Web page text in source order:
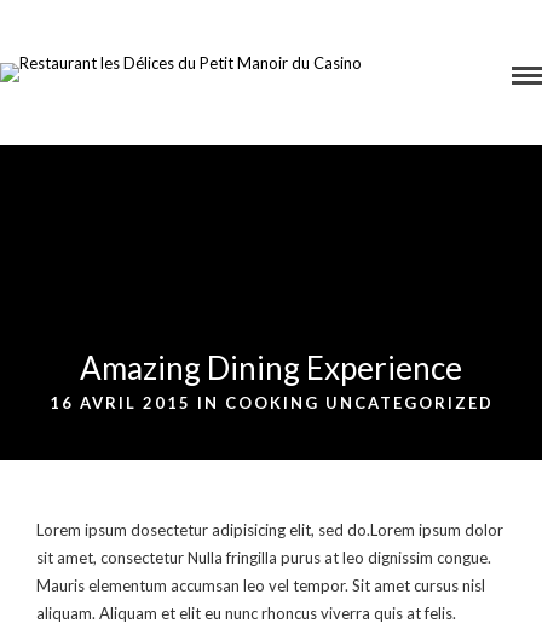
Amazing Dining Experience
16 AVRIL 2015 IN COOKING UNCATEGORIZED
Lorem ipsum dosectetur adipisicing elit, sed do.Lorem ipsum dolor
sit amet, consectetur Nulla fringilla purus at leo dignissim congue.
Mauris elementum accumsan leo vel tempor. Sit amet cursus nisl
aliquam. Aliquam et elit eu nunc rhoncus viverra quis at felis.